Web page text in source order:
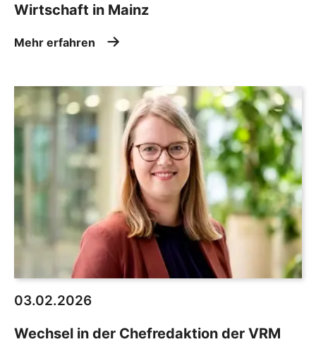
Wirtschaft in Mainz
Mehr erfahren
03.02.2026
Wechsel in der Chefredaktion der VRM